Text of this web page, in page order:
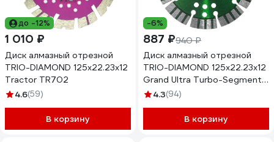
до -12%
1 010 ₽
Диск алмазный отрезной
TRIO-DIAMOND 125x22.23x12
Tractor TR702
4.6(59)
В корзину
-6%
887 ₽940 ₽
Диск алмазный отрезной
TRIO-DIAMOND 125х22.23x12
Grand Ultra Turbo-Segment
GTS732
4.3(94)
В корзину